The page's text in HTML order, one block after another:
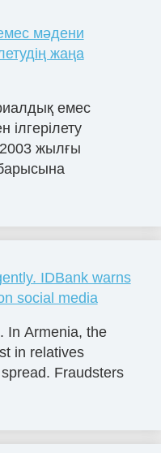
мәдени
жаңа
емес
жылғы
IDBank warns
social media
In Armenia, the
in relatives
Fraudsters